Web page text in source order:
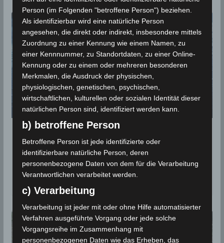
Niederschlagsmengen Tunesien: Mo.,
21.05.2018, 7 Uhr – Di., 22.05.2018, 7
Uhr
Person (im Folgenden "betroffene Person") beziehen.
Als identifizierbar wird eine natürliche Person
angesehen, die direkt oder indirekt, insbesondere mittels
Zuordnung zu einer Kennung wie einem Namen, zu
einer Kennnummer, zu Standortdaten, zu einer Online-
Kennung oder zu einem oder mehreren besonderen
Merkmalen, die Ausdruck der physischen,
physiologischen, genetischen, psychischen,
wirtschaftlichen, kulturellen oder sozialen Identität dieser
natürlichen Person sind, identifiziert werden kann.
b) betroffene Person
Betroffene Person ist jede identifizierte oder
identifizierbare natürliche Person, deren
personenbezogene Daten von dem für die Verarbeitung
Verantwortlichen verarbeitet werden.
c) Verarbeitung
Verarbeitung ist jeder mit oder ohne Hilfe automatisierter
Verfahren ausgeführte Vorgang oder jede solche
Vorgangsreihe im Zusammenhang mit
personenbezogenen Daten wie das Erheben, das